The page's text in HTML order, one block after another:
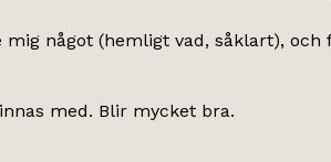
något (hemligt vad, såklart), och
med. Blir mycket bra.